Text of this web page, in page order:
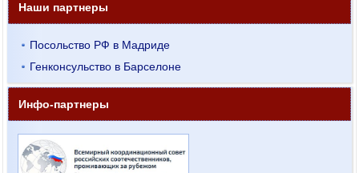
Наши партнеры
Посольство РФ в Мадриде
Генконсульство в Барселоне
Инфо-партнеры